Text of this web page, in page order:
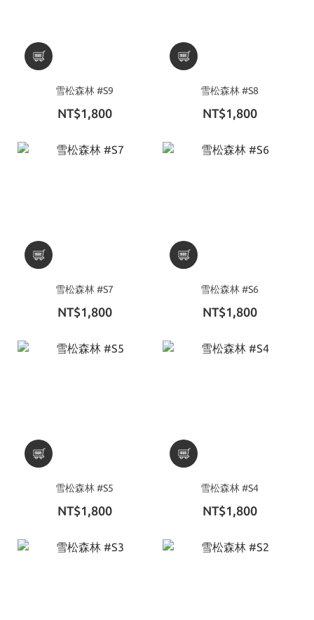
雪松森林 #S9
NT$1,800
雪松森林 #S8
NT$1,800
雪松森林 #S7
NT$1,800
雪松森林 #S6
NT$1,800
雪松森林 #S5
NT$1,800
雪松森林 #S4
NT$1,800